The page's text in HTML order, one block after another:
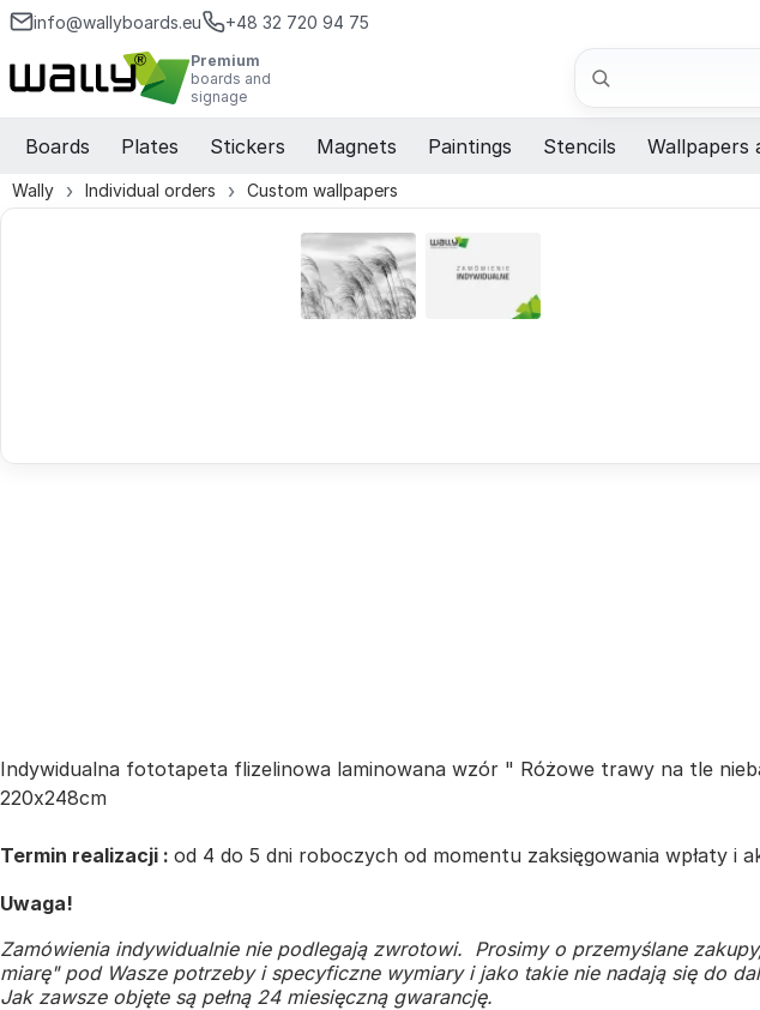
info@wallyboards.eu +48 32 720 94 75
Premium
boards and
signage
Search
Boards Plates Stickers Magnets Paintings Stencils Wallpapers
Wally Individual orders Custom wallpapers
Indywidualna fototapeta flizelinowa laminowana wzór " Różowe trawy na tle
220x248cm
Termin realizacji : od 4 do 5 dni roboczych od momentu zaksięgowania wpłaty i
Uwaga!
Zamówienia indywidualnie nie podlegają zwrotowi. Prosimy o przemyślane
miarę" pod Wasze potrzeby i specyficzne wymiary i jako takie nie nadają się do
Jak zawsze objęte są pełną 24 miesięczną gwarancję.